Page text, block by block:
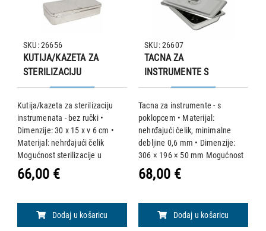
KUTIJA/KAZETA ZA
STERILIZACIJU
INSTRUMENATA
30×15×6 cm
Kutija/kazeta za sterilizaciju
instrumenata - bez ručki •
Dimenzije: 30 x 15 x v 6 cm •
Materijal: nehrđajući čelik
Mogućnost sterilizacije u
autoklavu na 125 °C, a u
sterilizatoru na vrući zrak na
SKU: 26656
66,00 €
Dodaj u košaricu
TACNA ZA
INSTRUMENTE S
POKLOPCEM –
306×196×50 mm
Tacna za instrumente - s
poklopcem • Materijal:
nehrđajući čelik, minimalne
debljine 0,6 mm • Dimenzije:
306 × 196 × 50 mm Mogućnost
sterilizacije u autoklavu na 121
°C.
SKU: 26607
68,00 €
Dodaj u košaricu